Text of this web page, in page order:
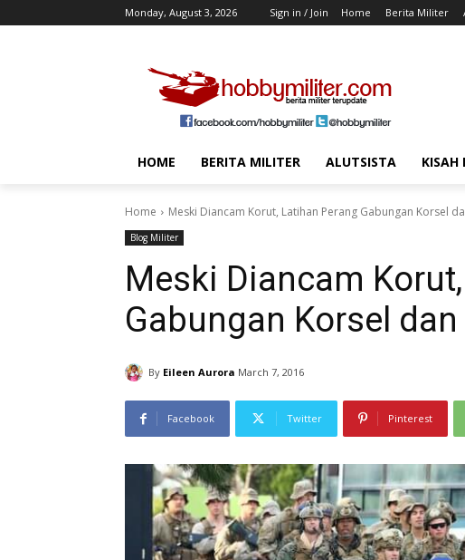
Monday, August 3, 2026 Sign in / Join Home Berita Militer
HOME BERITA MILITER ALUTSISTA KISAH
Home Meski Diancam Korut, Latihan Perang Gabungan Korsel
Blog Militer
Meski Diancam
Gabungan Korsel
By Eileen Aurora March 7, 2016
Facebook Twitter Pinterest